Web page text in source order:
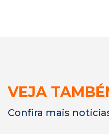
VEJA
Confira mais